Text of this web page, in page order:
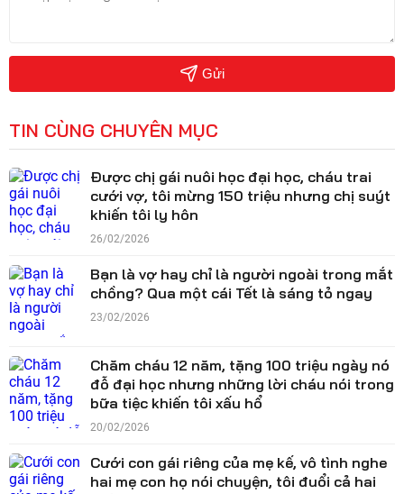
Gửi
TIN CÙNG CHUYÊN MỤC
Được chị gái nuôi học đại học, cháu trai
cưới vợ, tôi mừng 150 triệu nhưng chị suýt
khiến tôi ly hôn
26/02/2026
Bạn là vợ hay chỉ là người ngoài trong mắt
chồng? Qua một cái Tết là sáng tỏ ngay
23/02/2026
Chăm cháu 12 năm, tặng 100 triệu ngày nó
đỗ đại học nhưng những lời cháu nói trong
bữa tiệc khiến tôi xấu hổ
20/02/2026
Cưới con gái riêng của mẹ kế, vô tình nghe
hai mẹ con họ nói chuyện, tôi đuổi cả hai